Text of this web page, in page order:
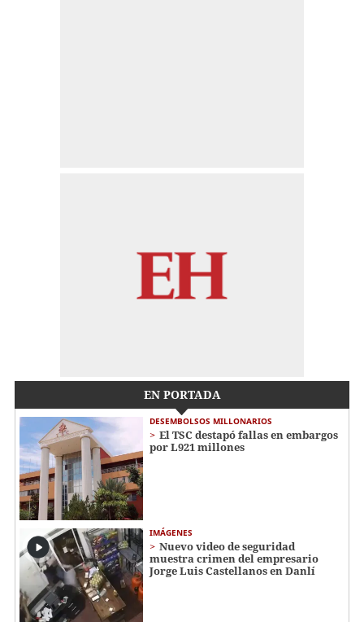
EN PORTADA
DESEMBOLSOS MILLONARIOS
El TSC destapó fallas en embargos
por L921 millones
IMÁGENES
Nuevo video de seguridad
muestra crimen del empresario
Jorge Luis Castellanos en Danlí